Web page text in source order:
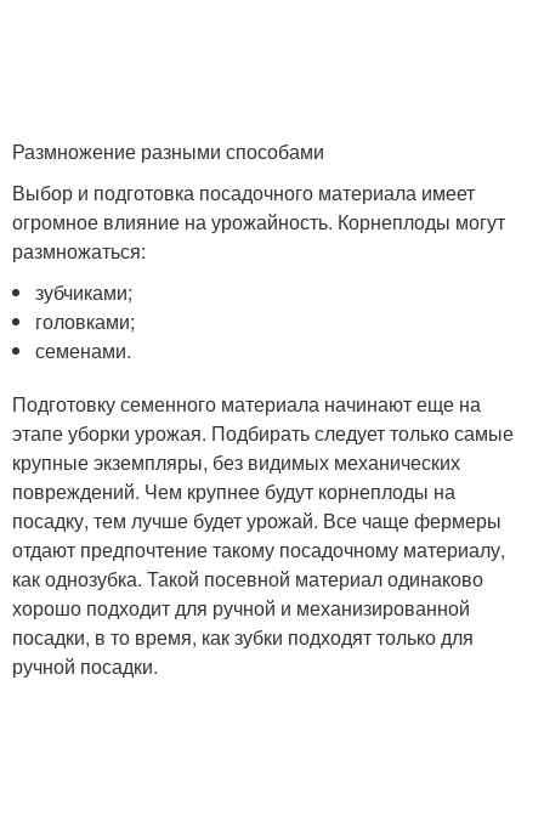
Размножение разными способами
Выбор и подготовка посадочного материала имеет
огромное влияние на урожайность. Корнеплоды могут
размножаться:
зубчиками;
головками;
семенами.
Подготовку семенного материала начинают еще на
этапе уборки урожая. Подбирать следует только самые
крупные экземпляры, без видимых механических
повреждений. Чем крупнее будут корнеплоды на
посадку, тем лучше будет урожай. Все чаще фермеры
отдают предпочтение такому посадочному материалу,
как однозубка. Такой посевной материал одинаково
хорошо подходит для ручной и механизированной
посадки, в то время, как зубки подходят только для
ручной посадки.